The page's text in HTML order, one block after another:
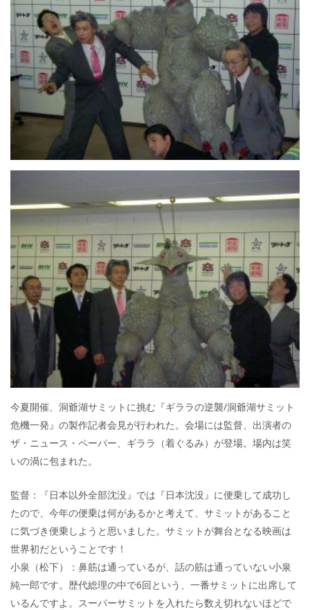
今夏開催、洞爺湖サミットに挑む『ギララの逆襲/洞爺湖サミット
危機一発』の製作記者会見が行われた。会場には監督、出演者の
ザ・ニュース・ペーパー、ギララ（着ぐるみ）が登場。場内は笑
いの渦に包まれた。
監督：『日本以外全部沈没』では『日本沈没』に便乗して成功し
たので、今年の便乗は何があるかと考えて、サミットがあること
に気づき便乗しようと思いました。サミットが舞台となる映画は
世界初だということです！
小泉（松下）：鼻筋は通っているが、話の筋は通っていない小泉
純一郎です。歴代総理の中で6回という、一番サミットに出席して
いるんですよ。スーパーサミットを入れたら数え切れないほどで